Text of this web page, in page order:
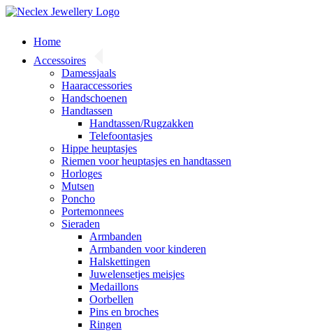
Skip
contentHome
Accessoires
Damessjaals
Haaraccessories
Handschoenen
Handtassen
Handtassen/Rugzakken
Telefoontasjes
Hippe heuptasjes
Riemen voor heuptasjes en handtassen
Horloges
Mutsen
Poncho
Portemonnees
Sieraden
Armbanden
Armbanden voor kinderen
Halskettingen
Juwelensetjes meisjes
Medaillons
Oorbellen
Pins en broches
Ringen